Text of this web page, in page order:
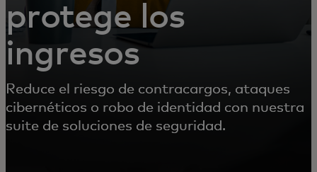
protege los
ingresos
Reduce el riesgo de contracargos, ataques
cibernéticos o robo de identidad con nuestra
suite de soluciones de seguridad.